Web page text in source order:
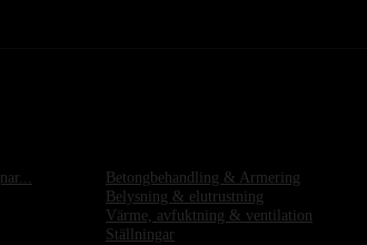
Betongbehandling & Armering
Belysning & elutrustning
Värme, avfuktning & ventilation
Ställningar